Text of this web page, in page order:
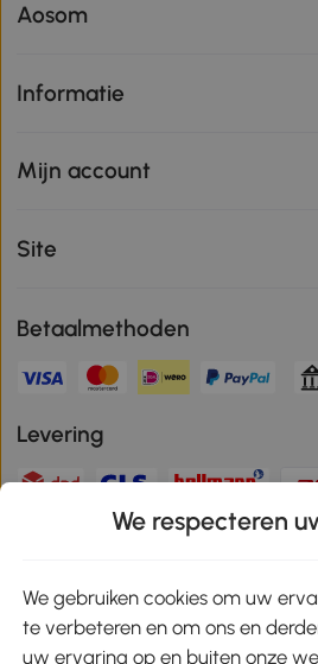
Aosom
Informatie
Mijn account
Site
Betaalmethoden
Levering
Download de app en
We respecteren
We gebruiken cookies om uw
te verbeteren en om ons en
uw ervaring op en buiten onze